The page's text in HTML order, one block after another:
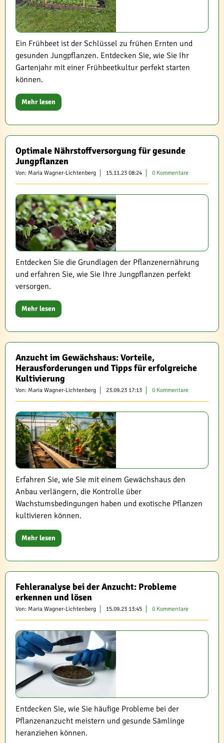
Ein Frühbeet ist der Schlüssel zu frühen Ernten und
gesunden Jungpflanzen. Entdecken Sie, wie Sie Ihr
Gartenjahr mit einer Frühbeetkultur perfekt starten
können.
Mehr lesen
Optimale Nährstoffversorgung für gesunde
Jungpflanzen
Von: Maria Wagner-Lichtenberg 15.11.23 08:24 0 Kommentare
Entdecken Sie die Grundlagen der Pflanzenernährung
und erfahren Sie, wie Sie Ihre Jungpflanzen perfekt
versorgen.
Mehr lesen
Anzucht im Gewächshaus: Vorteile,
Herausforderungen und Tipps für erfolgreiche
Kultivierung
Von: Maria Wagner-Lichtenberg 23.09.23 17:13 0 Kommentare
Erfahren Sie, wie Sie mit einem Gewächshaus den
Anbau verlängern, die Kontrolle über
Wachstumsbedingungen haben und exotische Pflanzen
kultivieren können.
Mehr lesen
Fehleranalyse bei der Anzucht: Probleme
erkennen und lösen
Von: Maria Wagner-Lichtenberg 15.09.23 13:45 0 Kommentare
Entdecken Sie, wie Sie häufige Probleme bei der
Pflanzenanzucht meistern und gesunde Sämlinge
heranziehen können.